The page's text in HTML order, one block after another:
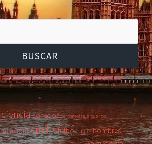
cienciaconsejos cortometraje cuerpo
familiafutbolhijoshombres